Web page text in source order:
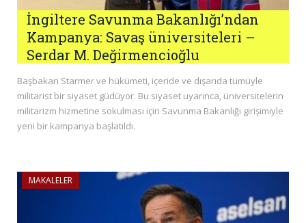
İngiltere Savunma Bakanlığı’ndan
Kampanya: Savaş üniversiteleri –
Serdar M. Değirmencioğlu
Başbakan Starmer ve hükümeti, içeride ve dışarıda tümüyle
militarist bir siyaset güdüyor. Bu siyaset uyarınca, üniversitelerin
militarizm hizmetine sokulması için Savunma Bakanlığı girişimiyle
yeni bir kampanya başlatıldı.
MAKALELER